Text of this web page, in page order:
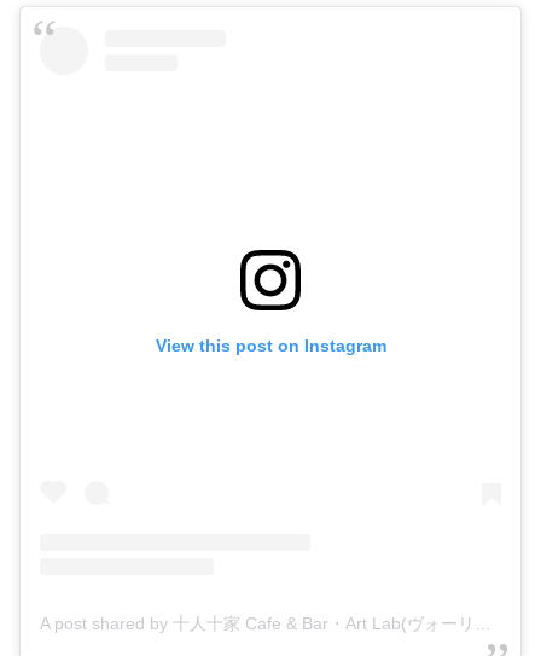
View this post on Instagram
A post shared by 十人十家 Cafe & Bar・Art Lab(ヴォーリズ建築) (@10nintoie___ryo.tanaka)